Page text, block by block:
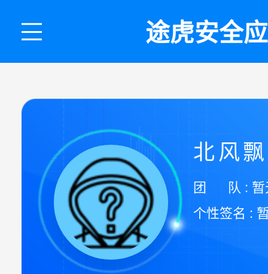
途虎安全
北风
团 队 : 暂
个性签名 :